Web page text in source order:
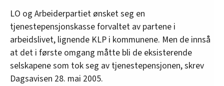
LO og Arbeiderpartiet ønsket seg en
tjenestepensjonskasse forvaltet av partene i
arbeidslivet, lignende KLP i kommunene. Men de innså
at det i første omgang måtte bli de eksisterende
selskapene som tok seg av tjenestepensjonen, skrev
Dagsavisen 28. mai 2005.